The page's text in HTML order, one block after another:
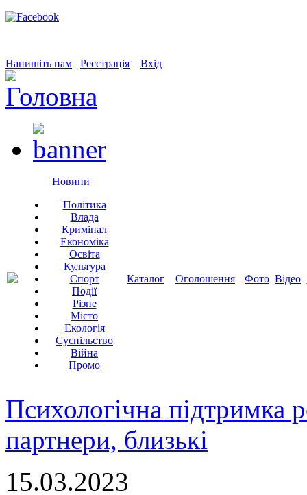
Напишіть нам Реєстрація Вхід
Новини
Політика
Влада
Кримінал
Економіка
Освіта
Культура
Спорт
Події
Різне
Місто
Екологія
Суспільство
Війна
Промо
Каталог Оголошення Фото Відео
Психологічна підтримка
партнери, близькі
15.03.2023